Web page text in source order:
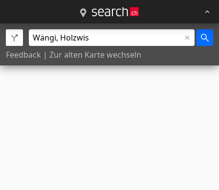
Feedback | Zur alten Karte wechseln